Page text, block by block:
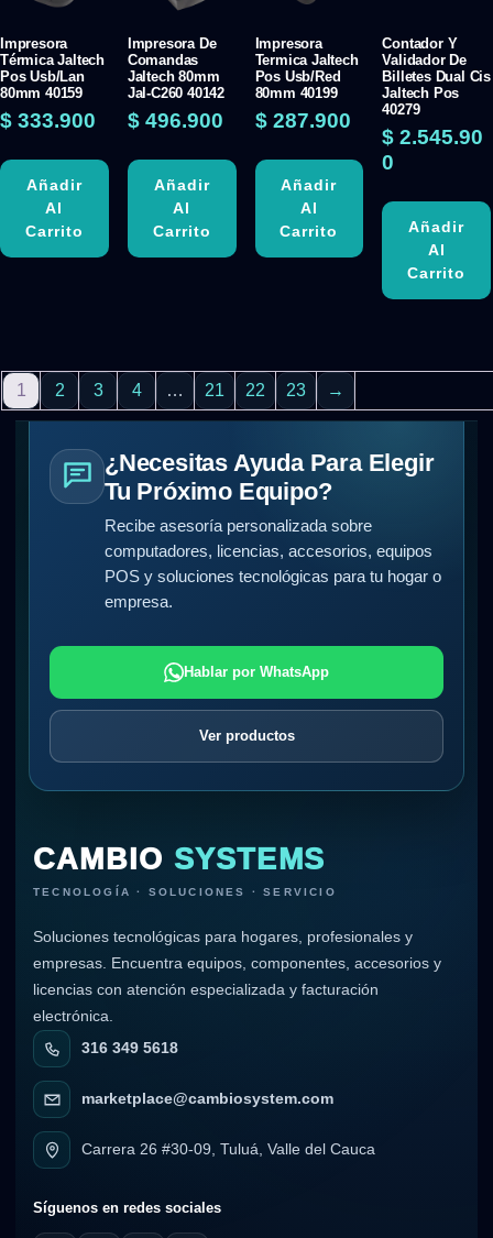
Impresora
Térmica Jaltech
Pos Usb/Lan
80mm 40159
$ 333.900
Añadir
Al
Carrito
Impresora De
Comandas
Jaltech 80mm
Jal-C260 40142
$496.900
Añadir
Al
Carrito
Impresora
Termica Jaltech
Pos Usb/Red
80mm 40199
$287.900
Añadir
Al
Carrito
Contador Y
Validador De
Billetes Dual Cis
Jaltech Pos
40279
$ 2.545.90
0
Añadir
Al
Carrito
1 2 3 4 … 21 22 23 →
¿Necesitas Ayuda Para Elegir
Tu Próximo Equipo?
Recibe asesoría personalizada sobre
computadores, licencias, accesorios, equipos
POS y soluciones tecnológicas para tu hogar o
empresa.
Hablar por WhatsApp
Ver productos
CAMBIO SYSTEMS
TECNOLOGÍA · SOLUCIONES · SERVICIO
Soluciones tecnológicas para hogares, profesionales y
empresas. Encuentra equipos, componentes, accesorios y
licencias con atención especializada y facturación
electrónica.
316 349 5618
marketplace@cambiosystem.com
Carrera 26 #30-09, Tuluá, Valle del Cauca
Síguenos en redes sociales